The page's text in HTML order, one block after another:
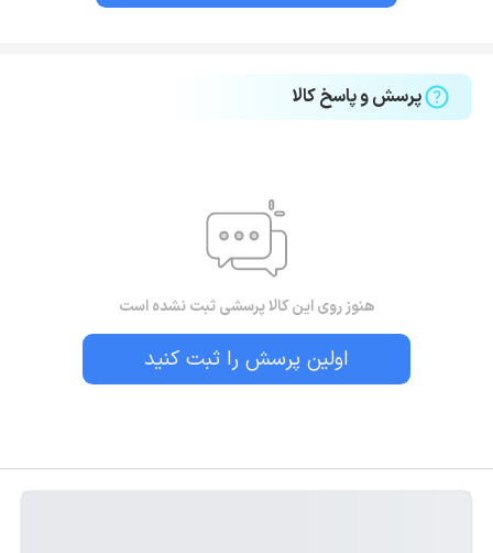
پرسش و پاسخ کالا
هنوز روی این کالا پرسشی ثبت نشده است
اولین پرسش را ثبت کنید